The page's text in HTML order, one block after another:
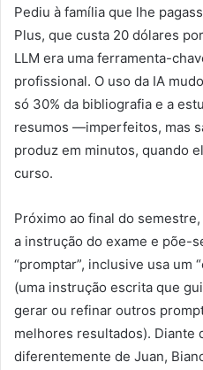
Pediu à família que lhe
Plus, que custa 20 dólares
LLM era uma ferramenta-
profissional. O uso da IA
só 30% da bibliografia e a
resumos —imperfeitos, mas
produz em minutos, quando
curso.
Próximo ao final do
a instrução do exame e põe-
“promptar”, inclusive usa um
(uma instrução escrita que
gerar ou refinar outros
melhores resultados). Diante
diferentemente de Juan,